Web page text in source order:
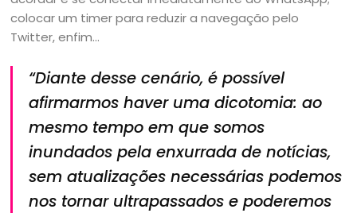
colocar um timer para reduzir a navegação pelo
Twitter, enfim…
“Diante desse cenário, é possível
afirmarmos haver uma dicotomia: ao
mesmo tempo em que somos
inundados pela enxurrada de notícias,
sem atualizações necessárias podemos
nos tornar ultrapassados e poderemos